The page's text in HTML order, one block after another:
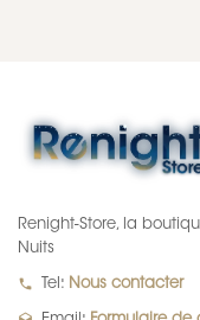
Renight-Store, la
Nuits
local_phone Tel: Nous contacter